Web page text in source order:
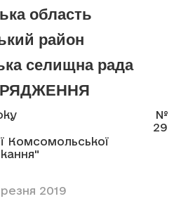
область
район
селищна рада
№
29
Комсомольської
2019